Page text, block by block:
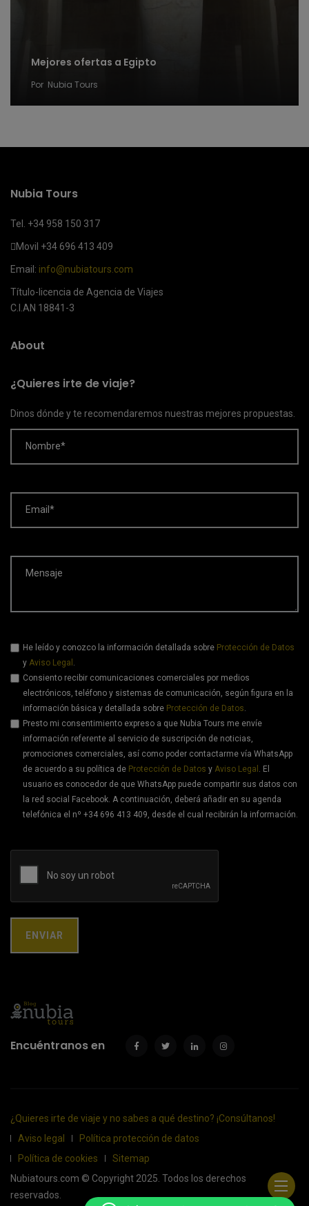
Mejores ofertas a Egipto
Por Nubia Tours
Nubia Tours
Tel. +34 958 150 317
Movil +34 696 413 409
Email: info@nubiatours.com
Título-licencia de Agencia de Viajes
C.I.AN 18841-3
About
¿Quieres irte de viaje?
Dinos dónde y te recomendaremos nuestras mejores propuestas.
Nombre*
Email*
Mensaje
He leído y conozco la información detallada sobre Protección de Datos
y Aviso Legal .
Consiento recibir comunicaciones comerciales por medios
electrónicos, teléfono y sistemas de comunicación, según figura en la
información básica y detallada sobre Protección de Datos.
Presto mi consentimiento expreso a que Nubia Tours me envíe
información referente al servicio de suscripción de noticias,
promociones comerciales, así como poder contactarme vía WhatsApp
de acuerdo a su política de Protección de Datos y Aviso Legal . El
usuario es conocedor de que WhatsApp puede compartir sus datos con
la red social Facebook. A continuación, deberá añadir en su agenda
telefónica el nº +34 696 413 409, desde el cual recibirán la información.
Encuéntranos en
¿Quieres irte de viaje y no sabes a qué destino? ¡Consúltanos!
Aviso legal
Política protección de datos
Política de cookies
Sitemap
Nubiatours.com © Copyright 2025. Todos los derechos
reservados.